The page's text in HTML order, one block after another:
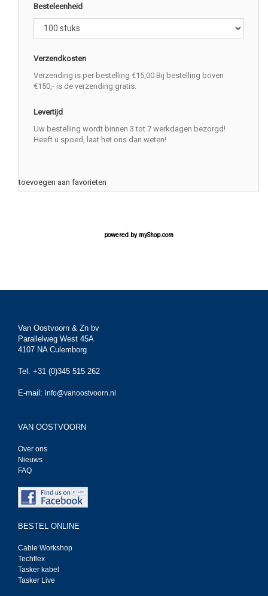
Besteleenheid
Verzendkosten
Verzending is per bestelling €15,00 Bij bestelling boven
€150,- is de verzending gratis.
Levertijd
Uw bestelling wordt binnen 3 tot 7 werkdagen bezorgd!
Heeft u spoed, laat het ons dan weten!
toevoegen aan favorieten
powered by myShop.com
Van Oostvoorn & Zn bv
Parallelweg West 45A
4107 NA Culemborg
Tel. +31 (0)345 515 262
E-mail: info@vanoostvoorn.nl
VAN OOSTVOORN
Over ons
Nieuws
FAQ
BESTEL ONLINE
Cable Workshop
Techflex
Tasker kabel
Tasker Live